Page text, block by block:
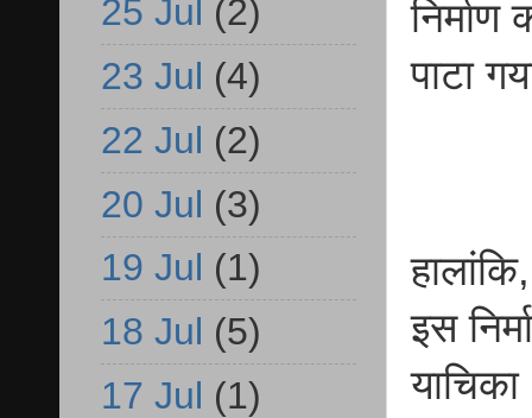
पाटा
इस
25 Jul (2)
23 Jul (4)
22 Jul (2)
20 Jul (3)
19 Jul (1)
18 Jul (5)
17 Jul (1)